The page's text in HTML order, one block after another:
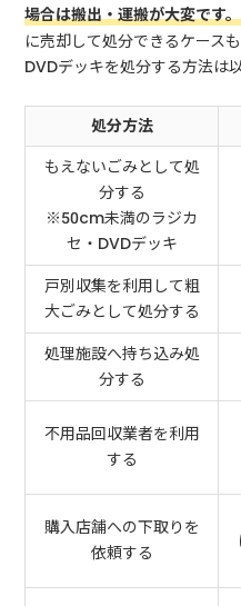
場合は搬出・運搬が大変です。
に売却して処分できるケース
DVDデッキを処分する方法は
処分方法
もえないごみとして処
分する
※50cm未満のラジカ
セ・DVDデッキ
戸別収集を利用して粗
大ごみとして処分する
処理施設へ持ち込み処
分する
不用品回収業者を利用
する
購入店舗への下取りを
依頼する